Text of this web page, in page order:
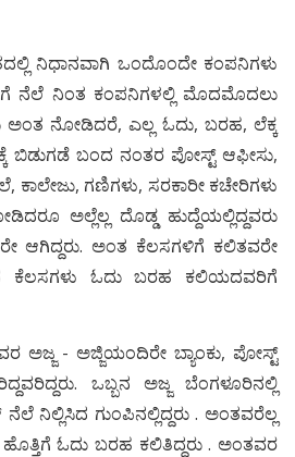
ನಿಧಾನವಾಗಿ ಒಂದೊಂದೇ ಕಂಪನಿಗಳು
ನೆಲೆ ನಿಂತ ಕಂಪನಿಗಳಲ್ಲಿ ಮೊದಮೊದಲು
ಅಂತ ನೋಡಿದರೆ, ಎಲ್ಲ ಓದು, ಬರಹ, ಲೆಕ್ಕ
ಬಿಡುಗಡೆ ಬಂದ ನಂತರ ಪೋಸ್ಟ್ ಆಫೀಸು,
ಕಾಲೇಜು, ಗಣಿಗಳು, ಸರಕಾರೀ ಕಚೇರಿಗಳು
ಅಲ್ಲೆಲ್ಲ ದೊಡ್ಡ ಹುದ್ದೆಯಲ್ಲಿದ್ದವರು
ಆಗಿದ್ದರು. ಅಂತ ಕೆಲಸಗಳಿಗೆ ಕಲಿತವರೇ
ಕೆಲಸಗಳು ಓದು ಬರಹ ಕಲಿಯದವರಿಗೆ
ಅಜ್ಜ - ಅಜ್ಜಿಯಂದಿರೇ ಬ್ಯಾಂಕು, ಪೋಸ್ಟ್
ಒಬ್ಬನ ಅಜ್ಜ ಬೆಂಗಳೂರಿನಲ್ಲಿ
ನಿಲ್ಲಿಸಿದ ಗುಂಪಿನಲ್ಲಿದ್ದರು . ಅಂತವರೆಲ್ಲ
ಓದು ಬರಹ ಕಲಿತಿದ್ದರು . ಅಂತವರ